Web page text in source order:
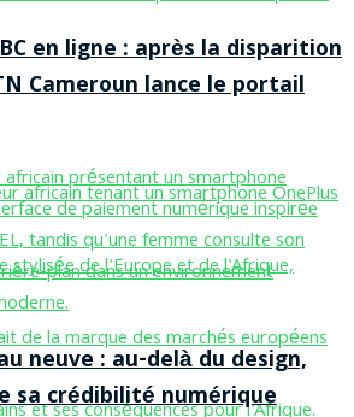
en ligne : après la disparition
Cameroun lance le portail
neuve : au-delà du design,
sa crédibilité numérique